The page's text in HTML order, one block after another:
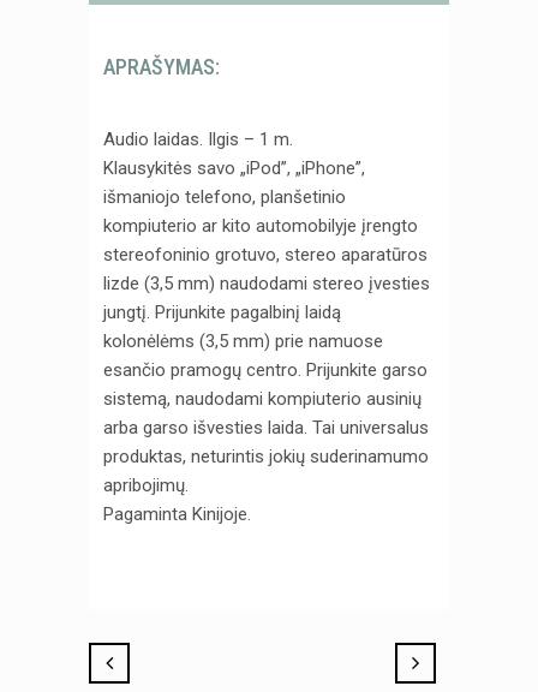
APRAŠYMAS:
Audio laidas. Ilgis – 1 m.
Klausykitės savo „iPod”, „iPhone”,
išmaniojo telefono, planšetinio
kompiuterio ar kito automobilyje įrengto
stereofoninio grotuvo, stereo aparatūros
lizde (3,5 mm) naudodami stereo įvesties
jungtį. Prijunkite pagalbinį laidą
kolonėlėms (3,5 mm) prie namuose
esančio pramogų centro. Prijunkite garso
sistemą, naudodami kompiuterio ausinių
arba garso išvesties laida. Tai universalus
produktas, neturintis jokių suderinamumo
apribojimų.
Pagaminta Kinijoje.